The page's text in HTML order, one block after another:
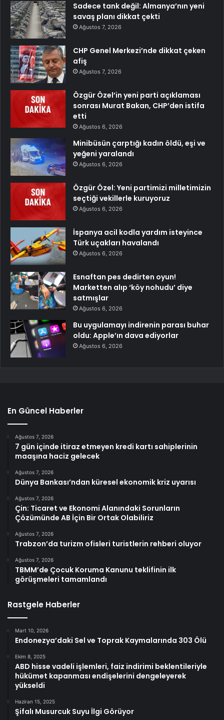
Sadece tank değil: Almanya’nın yeni
savaş planı dikkat çekti
Ağustos 7, 2026
CHP Genel Merkezi’nde dikkat çeken
afiş
Ağustos 7, 2026
Özgür Özel’in yeni parti açıklaması
sonrası Murat Bakan, CHP’den istifa
etti
Ağustos 6, 2026
Minibüsün çarptığı kadın öldü, eşi ve
yeğeni yaralandı
Ağustos 6, 2026
Özgür Özel: Yeni partimizi milletimizin
seçtiği vekillerle kuruyoruz
Ağustos 6, 2026
İspanya acil kodla yardım isteyince
Türk uçakları havalandı
Ağustos 6, 2026
Esnaftan pes dedirten oyun!
Marketten alıp ‘köy nohudu’ diye
satmışlar
Ağustos 6, 2026
Bu uygulamayı indirenin parası buhar
oldu: Apple’ın dava ediyorlar
Ağustos 6, 2026
En Güncel Haberler
Ağustos 7, 2026
7 gün içinde itiraz etmeyen kredi kartı sahiplerinin
maaşına haciz gelecek
Ağustos 7, 2026
Dünya Bankası’ndan küresel ekonomik kriz uyarısı
Ağustos 7, 2026
Çin: Ticaret ve Ekonomi Alanındaki Sorunların
Çözümünde AB İçin Bir Ortak Olabiliriz
Ağustos 7, 2026
Trabzon’da turizm ofisleri turistlerin rehberi oluyor
Ağustos 7, 2026
TBMM’de Çocuk Koruma Kanunu teklifinin ilk
görüşmeleri tamamlandı
Rastgele Haberler
Mart 10, 2026
Endonezya’daki Sel ve Toprak Kaymalarında 303 Ölü
Ekim 8, 2025
ABD hisse vadeli işlemleri, faiz indirimi beklentileriyle
hükümet kapanması endişelerini dengeleyerek
yükseldi
Haziran 15, 2025
Şifalı Musurcuk Suyu İlgi Görüyor